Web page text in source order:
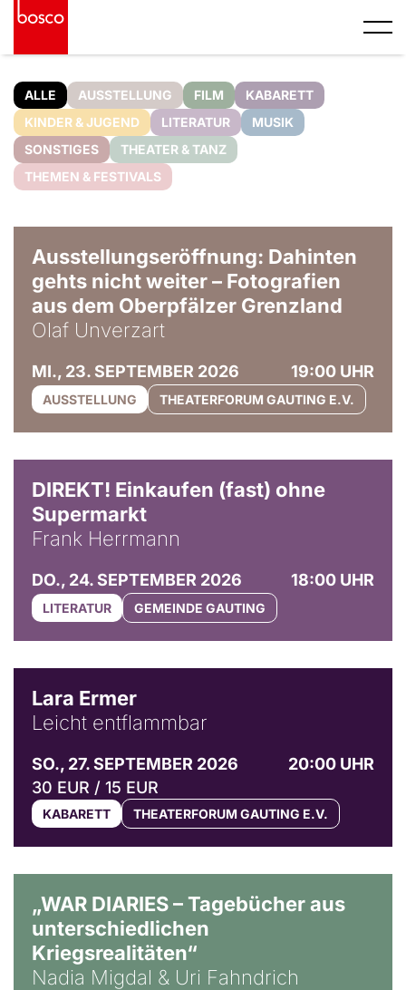
ALLE AUSSTELLUNG FILM
KABARETT
KINDER & JUGEND
LITERATUR
MUSIK
SONSTIGES
THEATER & TANZ
THEMEN & FESTIVALS
Ausstellungseröffnung: Dahinten
gehts nicht weiter – Fotografien
aus dem Oberpfälzer Grenzland
Olaf Unverzart
MI., 23. SEPTEMBER 2026 19:00 UHR
AUSSTELLUNG THEATERFORUM GAUTING E.V.
DIREKT! Einkaufen (fast) ohne
Supermarkt
Frank Herrmann
DO., 24. SEPTEMBER 2026 18:00 UHR
LITERATUR GEMEINDE GAUTING
Lara Ermer
Leicht entflammbar
SO., 27. SEPTEMBER 2026
20:00 UHR
30 EUR / 15 EUR
KABARETT THEATERFORUM GAUTING E.V.
„WAR DIARIES – Tagebücher aus
unterschiedlichen
Kriegsrealitäten“
Nadia Migdal & Uri Fahndrich